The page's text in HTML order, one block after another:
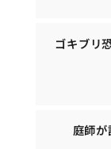
ゴキブリ
庭師